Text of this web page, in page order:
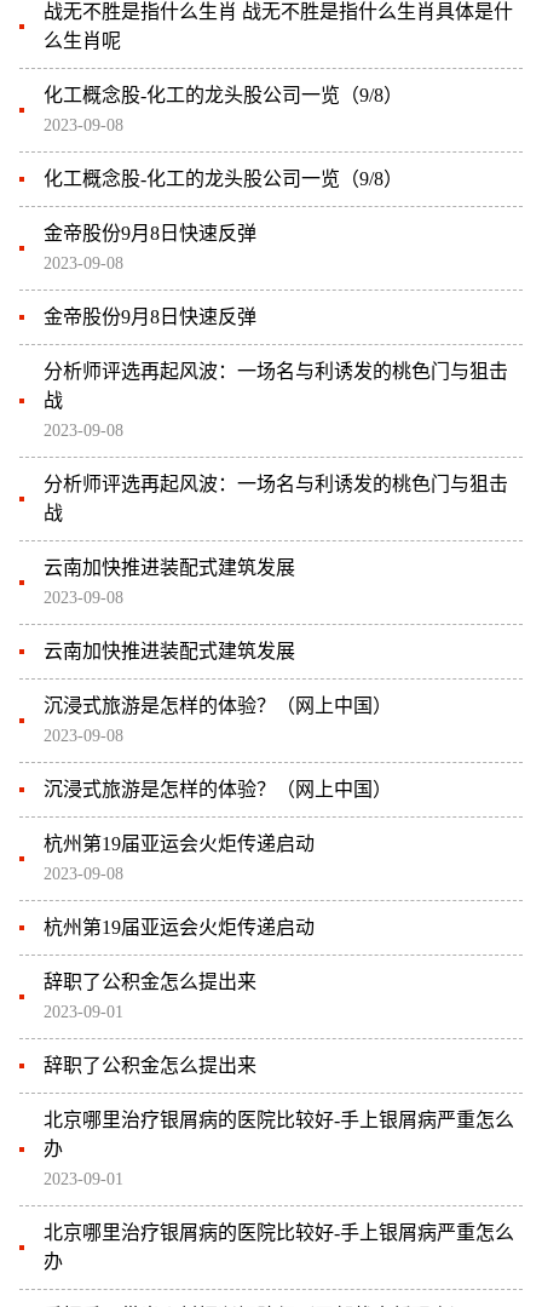
战无不胜是指什么生肖 战无不胜是指什么生肖具体是什
么生肖呢
化工概念股-化工的龙头股公司一览（9/8）
2023-09-08
化工概念股-化工的龙头股公司一览（9/8）
金帝股份9月8日快速反弹
2023-09-08
金帝股份9月8日快速反弹
分析师评选再起风波：一场名与利诱发的桃色门与狙击
战
2023-09-08
分析师评选再起风波：一场名与利诱发的桃色门与狙击
战
云南加快推进装配式建筑发展
2023-09-08
云南加快推进装配式建筑发展
沉浸式旅游是怎样的体验？（网上中国）
2023-09-08
沉浸式旅游是怎样的体验？（网上中国）
杭州第19届亚运会火炬传递启动
2023-09-08
杭州第19届亚运会火炬传递启动
辞职了公积金怎么提出来
2023-09-01
辞职了公积金怎么提出来
北京哪里治疗银屑病的医院比较好-手上银屑病严重怎么
办
2023-09-01
北京哪里治疗银屑病的医院比较好-手上银屑病严重怎么
办